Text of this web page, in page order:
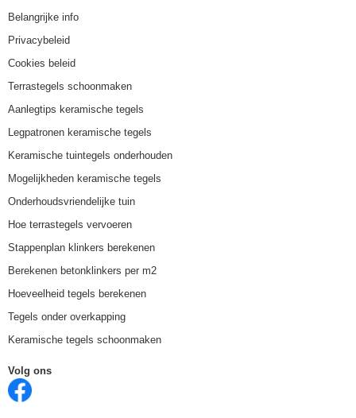
Belangrijke info
Privacybeleid
Cookies beleid
Terrastegels schoonmaken
Aanlegtips keramische tegels
Legpatronen keramische tegels
Keramische tuintegels onderhouden
Mogelijkheden keramische tegels
Onderhoudsvriendelijke tuin
Hoe terrastegels vervoeren
Stappenplan klinkers berekenen
Berekenen betonklinkers per m2
Hoeveelheid tegels berekenen
Tegels onder overkapping
Keramische tegels schoonmaken
Volg ons